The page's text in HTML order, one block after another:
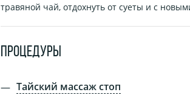
травяной чай, отдохнуть от суеты и с
ПРОЦЕДУРЫ
Тайский массаж стоп